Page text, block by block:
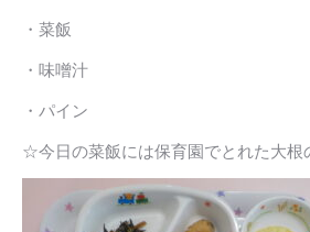
・菜飯
・味噌汁
・パイン
☆今日の菜飯には保育園でとれた大根